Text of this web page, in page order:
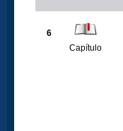
6
Capítulo